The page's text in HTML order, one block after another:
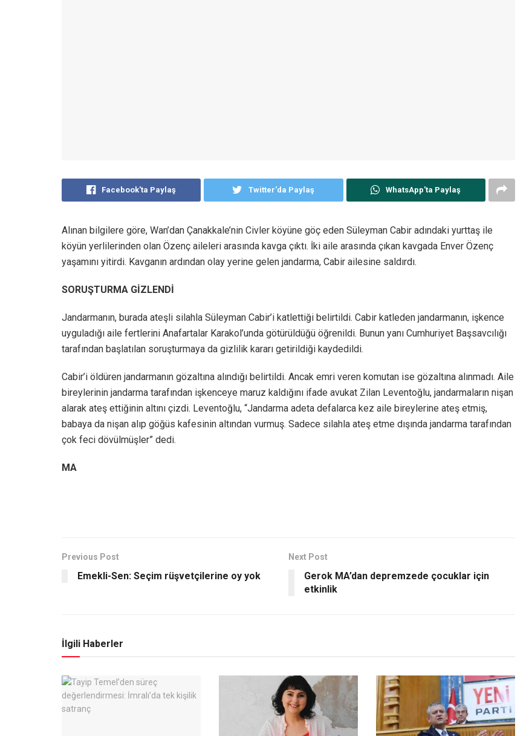
Facebook'ta Paylaş Twitter'da Paylaş WhatsApp'ta Paylaş
Alınan bilgilere göre, Wan’dan Çanakkale’nin Civler köyüne göç eden Süleyman Cabir adındaki yurttaş ile
köyün yerlilerinden olan Özenç aileleri arasında kavga çıktı. İki aile arasında çıkan kavgada Enver Özenç
yaşamını yitirdi. Kavganın ardından olay yerine gelen jandarma, Cabir ailesine saldırdı.
SORUŞTURMA GİZLENDİ
Jandarmanın, burada ateşli silahla Süleyman Cabir’i katlettiği belirtildi. Cabir katleden jandarmanın, işkence
uyguladığı aile fertlerini Anafartalar Karakol’unda götürüldüğü öğrenildi. Bunun yanı Cumhuriyet Başsavcılığı
tarafından başlatılan soruşturmaya da gizlilik kararı getirildiği kaydedildi.
Cabir’i öldüren jandarmanın gözaltına alındığı belirtildi. Ancak emri veren komutan ise gözaltına alınmadı. Aile
bireylerinin jandarma tarafından işkenceye maruz kaldığını ifade avukat Zilan Leventoğlu, jandarmaların nişan
alarak ateş ettiğinin altını çizdi. Leventoğlu, “Jandarma adeta defalarca kez aile bireylerine ateş etmiş,
babaya da nişan alıp göğüs kafesinin altından vurmuş. Sadece silahla ateş etme dışında jandarma tarafından
çok feci dövülmüşler” dedi.
MA
Previous Post
Emekli-Sen: Seçim rüşvetçilerine oy yok
Next Post
Gerok MA’dan depremzede çocuklar için
etkinlik
İlgili Haberler